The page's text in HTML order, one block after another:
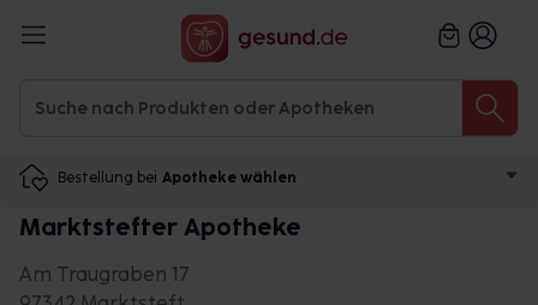
Bestellung bei Apotheke wählen
Marktstefter Apotheke
Am Traugraben 17